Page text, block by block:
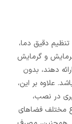
دقیق دما،
و گرمایش
دهند، بدون
علاوه بر این،
در نصب،
مختلف فضاهای